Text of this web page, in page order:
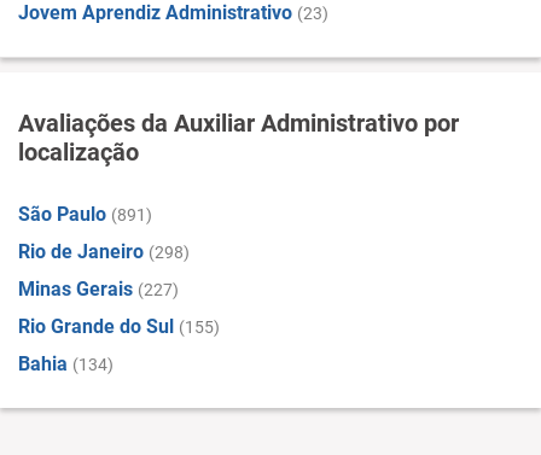
Jovem Aprendiz Administrativo (23)
Avaliações da Auxiliar Administrativo por
localização
São Paulo (891)
Rio de Janeiro (298)
Minas Gerais (227)
Rio Grande do Sul (155)
Bahia (134)